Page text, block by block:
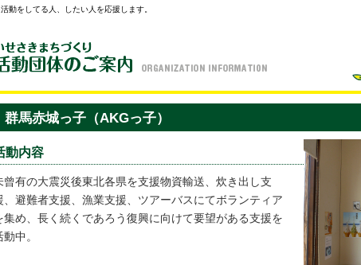
動をしてる人、したい人を応援します。
群馬赤城っ子（AKGっ子）
動内容
曾有の大震災後東北各県を支援物資輸送、炊き出し支
、避難者支援、漁業支援、ツアーバスにてボランティア
集め、長く続くであろう復興に向けて要望がある支援を
動中。